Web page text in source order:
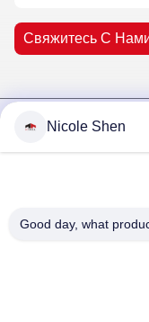
Свяжитесь С
Политика
Nicole Shen
Good day, what